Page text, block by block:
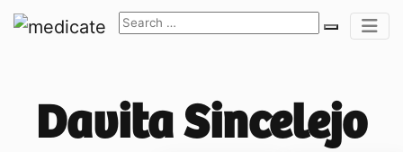
Davita Sincelejo